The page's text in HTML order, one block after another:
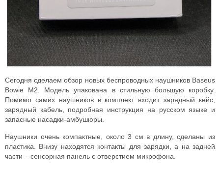
Сегодня сделаем обзор новых беспроводных наушников Baseus
Bowie M2. Модель упакована в стильную большую коробку.
Помимо самих наушников в комплект входит зарядный кейс,
зарядный кабель, подробная инструкция на русском языке и
запасные насадки-амбушюры.
Наушники очень компактные, около 3 см в длину, сделаны из
пластика. Внизу находятся контакты для зарядки, а на задней
части – сенсорная панель с отверстием микрофона.